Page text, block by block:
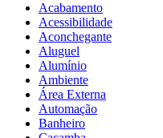
Acabamento
Acessibilidade
Aconchegante
Aluguel
Alumínio
Ambiente
Área Externa
Automação
Banheiro